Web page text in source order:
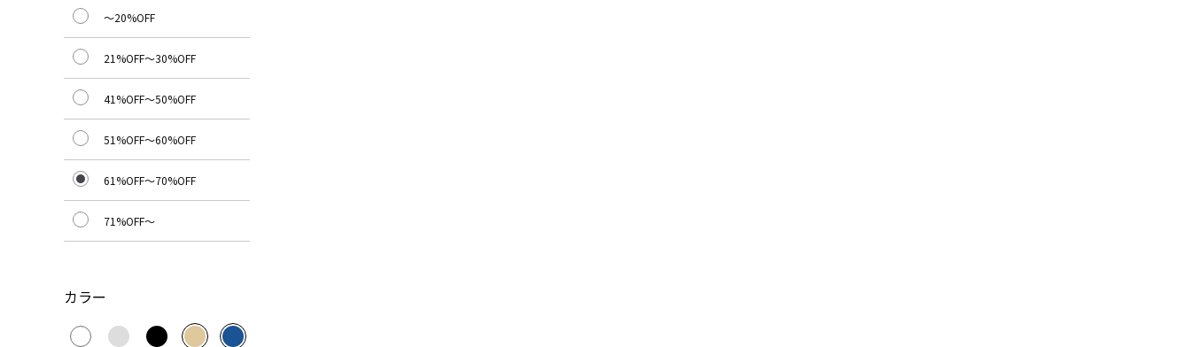
～20%OFF
21%OFF～30%OFF
41%OFF～50%OFF
51%OFF～60%OFF
61%OFF～70%OFF
71%OFF～
カラー